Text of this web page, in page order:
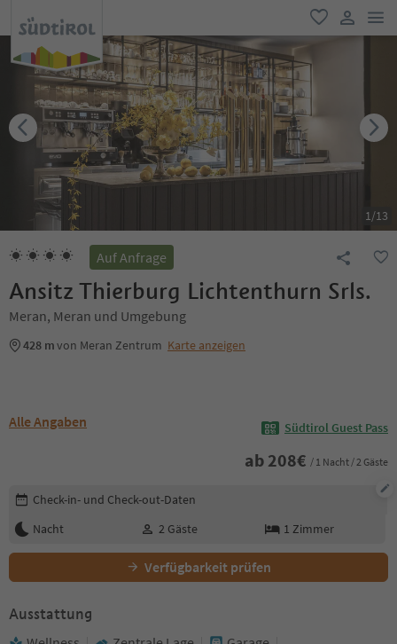
favorit
user link
1/13
Auf Anfrage
Ansitz Thierburg Lichtenthurn Srls.
Meran, Meran und Umgebung
428 mvon Meran Zentrum Karte anzeigen
Alle Angaben Südtirol Guest Pass
ab 208€ / 1 Nacht / 2 Gäste
Buchungsdetails bearbeiten
Check-in- und Check-out-Daten
Nacht
2 Gäste 1 Zimmer
Verfügbarkeit prüfen
Ausstattung